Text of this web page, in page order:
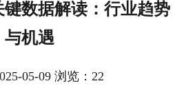
联系我们
登录
数据解读：行业趋势
与机遇
05-09 浏览：22